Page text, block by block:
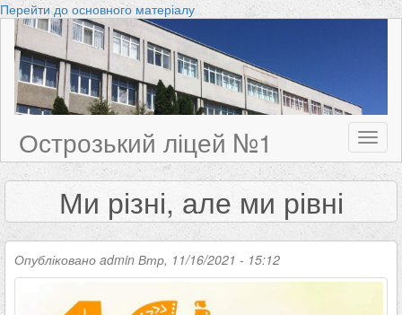
Перейти до основного матеріалу
Острозький ліцей №1
Ми різні, але ми рівні
Опубліковано admin Втр, 11/16/2021 - 15:12